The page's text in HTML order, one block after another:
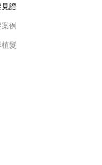
證
例
髮